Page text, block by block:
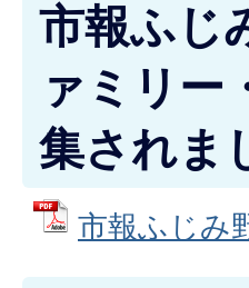
市報ふじ
ァミリー
集されま
市報ふじみ